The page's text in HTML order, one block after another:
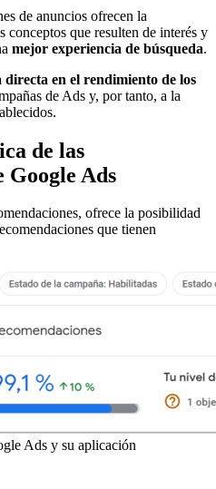
de anuncios ofrecen la
conceptos que resulten de interés y
mejor experiencia de búsqueda.
en el rendimiento de los
de Ads y, por tanto, a la
de las
Google Ads
ofrece la posibilidad
que tienen
Ads y su aplicación